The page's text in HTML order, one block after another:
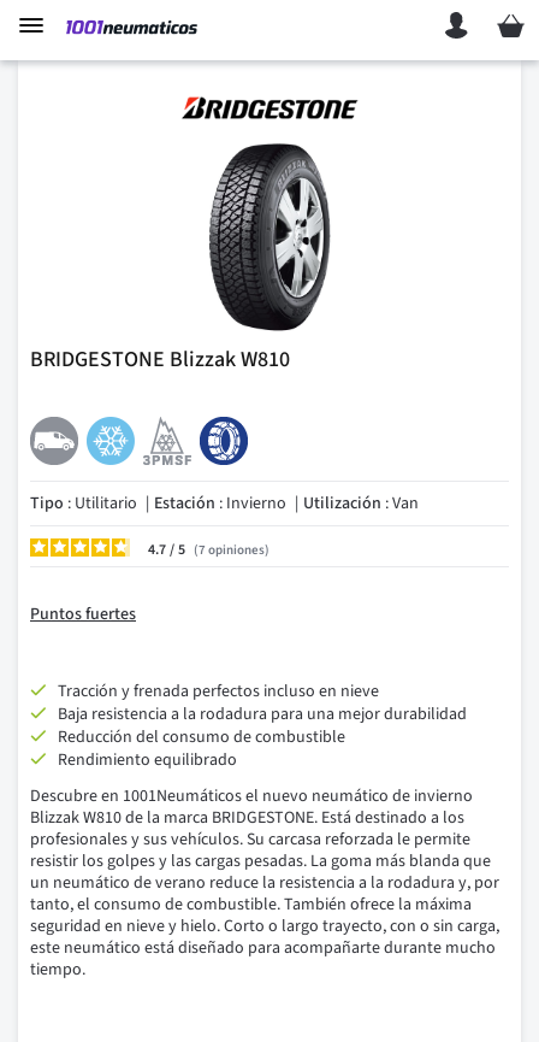
Mi
BRIDGESTONE Blizzak W810
Tipo : Utilitario Estación : Invierno Utilización : Van
4.7/ 7 opiniones
Puntos fuertes
Tracción y frenada perfectos incluso en nieve
Baja resistencia a la rodadura para una mejor durabilidad
Reducción del consumo de combustible
Rendimiento equilibrado
Descubre en 1001Neumáticosel nuevo neumático de invierno
Blizzak W810 de la marca BRIDGESTONE. Está destinado a los
profesionales y sus vehículos.Su carcasa reforzada le permite
resistir los golpes y las cargas pesadas. La goma más blanda que
un neumático de verano reduce la resistencia a la rodadura y, por
tanto, el consumo de combustible.También ofrece la máxima
seguridad en nieve y hielo.Corto o largo trayecto, con o sin carga,
este neumático está diseñado para acompañarte durante mucho
tiempo.